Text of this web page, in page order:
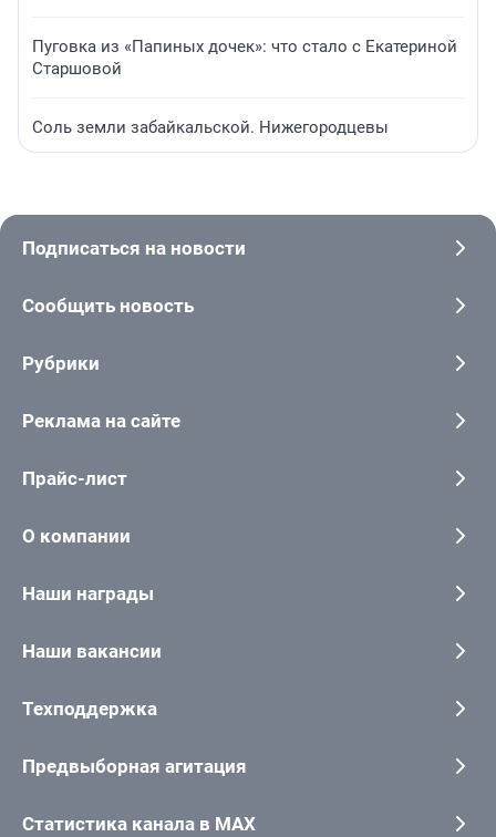
Пуговка из «Папиных дочек»: что стало с Екатериной
Старшовой
Соль земли забайкальской. Нижегородцевы
Подписаться на новости
Сообщить новость
Рубрики
Реклама на сайте
Прайс-лист
О компании
Наши награды
Наши вакансии
Техподдержка
Предвыборная агитация
Статистика канала в MAX